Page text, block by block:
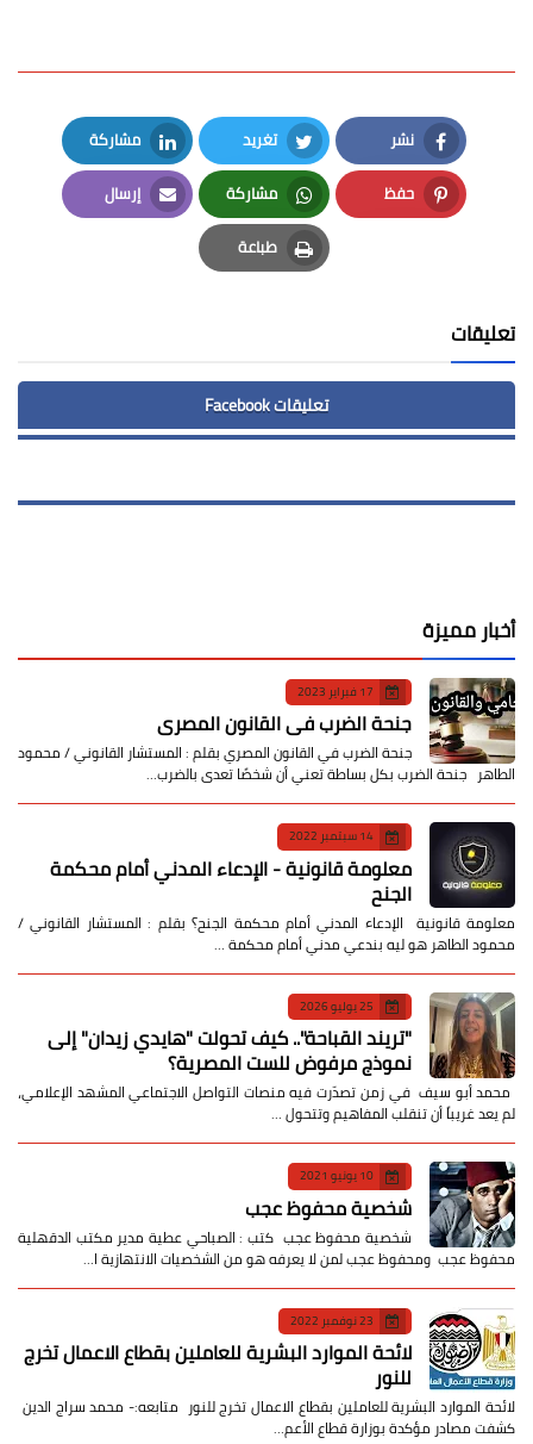
نشر
Facebook
تغريد
Twitter
مشاركة
LinkedIn
حفظ
Pinterest
مشاركة
Whatsapp
إرسال
Email
طباعة
Print
تعليقات
تعليقات Facebook
أخبار مميزة
17 فبراير 2023
جنحة الضرب في القانون المصري
جنحة الضرب في القانون المصري بقلم : المستشار القانوني / محمود
الطاهر جنحة الضرب بكل بساطة تعني أن شخصًا تعدى بالضرب…
14 سبتمبر 2022
معلومة قانونية - الإدعاء المدني أمام محكمة
الجنح
معلومة قانونية الإدعاء المدني أمام محكمة الجنح؟ بقلم : المستشار القانوني /
محمود الطاهر هو ليه بندعي مدني أمام محكمة …
25 يوليو 2026
​"تريند القباحة".. كيف تحولت "هايدي زيدان" إلى
نموذج مرفوض للست المصرية؟
​ محمد أبو سيف ​في زمن تصدّرت فيه منصات التواصل الاجتماعي المشهد الإعلامي،
لم يعد غريباً أن تنقلب المفاهيم وتتحول …
10 يونيو 2021
شخصية محفوظ عجب
شخصية محفوظ عجب كتب : الصباحي عطية مدير مكتب الدقهلية
محفوظ عجب ومحفوظ عجب لمن لا يعرفه هو من الشخصيات الانتهازية ا…
23 نوفمبر 2022
لائحة الموارد البشرية للعاملين بقطاع الاعمال تخرج
للنور
لائحة الموارد البشرية للعاملين بقطاع الاعمال تخرج للنور متابعه:- محمد سراج الدين
كشفت مصادر مؤكدة بوزارة قطاع الأعم…